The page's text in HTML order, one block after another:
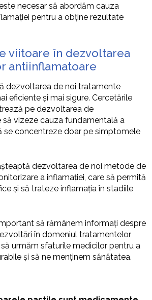
necesar să abordăm cauza
pentru a obține rezultate
viitoare în dezvoltarea
antiinflamatoare
dezvoltarea de noi tratamente
eficiente și mai sigure. Cercetările
pe dezvoltarea de
vizeze cauza fundamentală a
se concentreze doar pe simptomele
dezvoltarea de noi metode de
a inflamației, care să permită
și să trateze inflamația în stadiile
să rămânem informați despre
în domeniul tratamentelor
urmăm sfaturile medicilor pentru a
și să ne menținem sănătatea.